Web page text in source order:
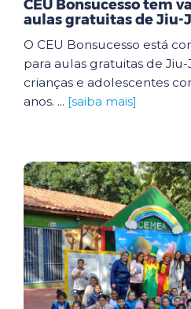
CEU Bonsucesso tem
aulas gratuitas de Jiu-
O CEU Bonsucesso está
para aulas gratuitas de
crianças e adolescentes
anos. ... [saiba mais]